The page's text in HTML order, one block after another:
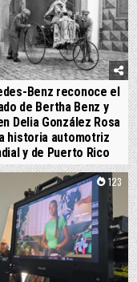
Benz reconoce el
de Bertha Benz y
Delia González Rosa
historia automotriz
y de Puerto Rico
123